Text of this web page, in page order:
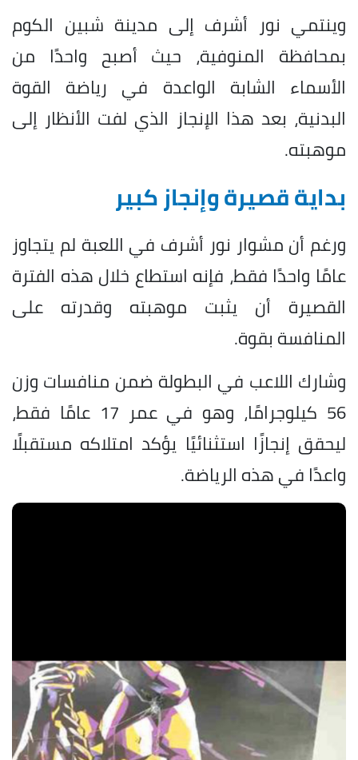
وينتمي نور أشرف إلى مدينة شبين الكوم
بمحافظة المنوفية، حيث أصبح واحدًا من
الأسماء الشابة الواعدة في رياضة القوة
البدنية، بعد هذا الإنجاز الذي لفت الأنظار إلى
موهبته.
بداية قصيرة وإنجاز كبير
ورغم أن مشوار نور أشرف في اللعبة لم يتجاوز
عامًا واحدًا فقط، فإنه استطاع خلال هذه الفترة
القصيرة أن يثبت موهبته وقدرته على
المنافسة بقوة.
وشارك اللاعب في البطولة ضمن منافسات وزن
56 كيلوجرامًا، وهو في عمر 17 عامًا فقط،
ليحقق إنجازًا استثنائيًا يؤكد امتلاكه مستقبلًا
واعدًا في هذه الرياضة.